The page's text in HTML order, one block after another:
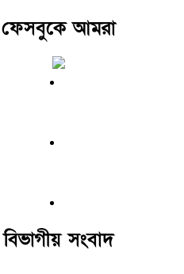
ফেসবুকে আমরা
বিভাগীয় সংবাদ